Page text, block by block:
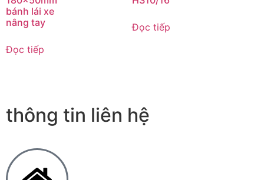
bánh lái xe
nâng tay
Đọc tiếp
Đọc tiếp
thông tin liên hệ